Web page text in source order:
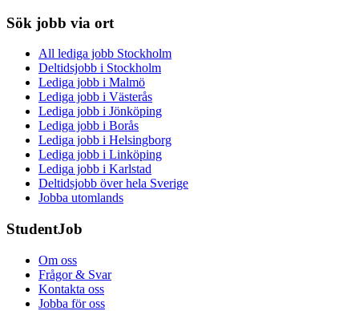
Sök jobb via ort
All lediga jobb Stockholm
Deltidsjobb i Stockholm
Lediga jobb i Malmö
Lediga jobb i Västerås
Lediga jobb i Jönköping
Lediga jobb i Borås
Lediga jobb i Helsingborg
Lediga jobb i Linköping
Lediga jobb i Karlstad
Deltidsjobb över hela Sverige
Jobba utomlands
StudentJob
Om oss
Frågor & Svar
Kontakta oss
Jobba för oss